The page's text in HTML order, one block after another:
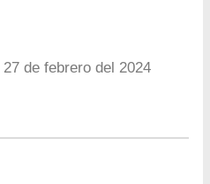
27 de febrero del 2024